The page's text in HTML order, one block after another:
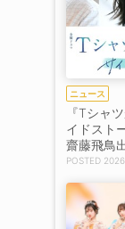
ニュース
『Tシャ
イドスト
齋藤飛鳥
信